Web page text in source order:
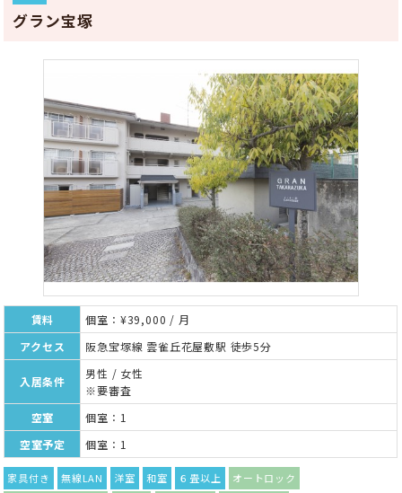
グラン宝塚
賃料
個室：¥39,000 / 月
アクセス
阪急宝塚線 雲雀丘花屋敷駅 徒歩5分
入居条件
男性 / 女性
※要審査
空室
個室：1
空室予定
個室：1
家具付き 無線LAN 洋室 和室 ６畳以上
オートロック